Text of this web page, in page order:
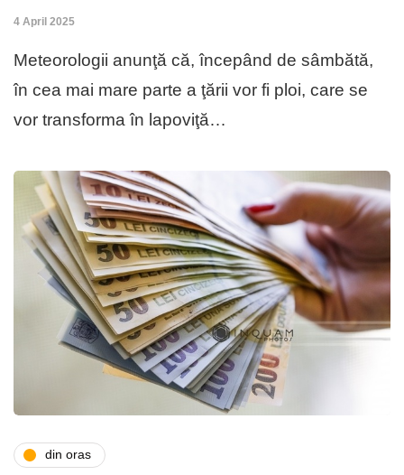
4 April 2025
Meteorologii anunţă că, începând de sâmbătă,
în cea mai mare parte a ţării vor fi ploi, care se
vor transforma în lapoviţă…
din oras